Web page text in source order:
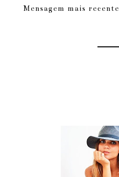
Mensagem mais recente